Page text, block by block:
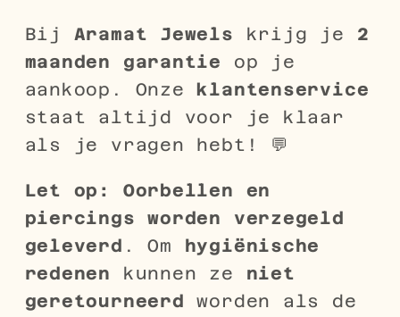
Bij Aramat Jewels krijg je 2
maanden garantie op je
aankoop. Onze klantenservice
staat altijd voor je klaar
als je vragen hebt! 💬
Let op:
Oorbellen en
piercings worden verzegeld
geleverd . Om hygiënische
redenen kunnen ze niet
geretourneerd worden als de